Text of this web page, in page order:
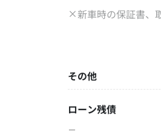
新車時の保証書、
その他
ローン残債
－